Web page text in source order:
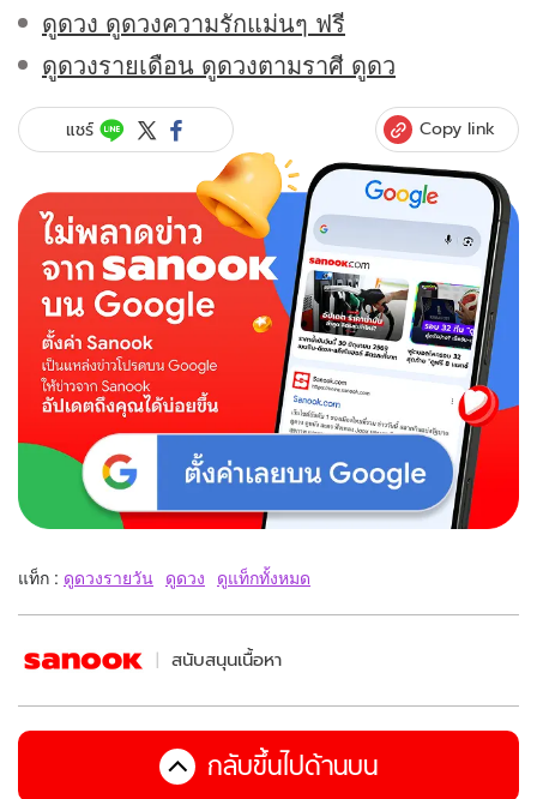
ดูดวง ดูดวงความรักแม่นๆ ฟรี
ดูดวงรายเดือน ดูดวงตามราศี ดูดว
แชร์ Copy link
แท็ก : ดูดวงรายวัน ดูดวง ดูแท็กทั้งหมด
สนับสนุนเนื้อหา
กลับขึ้นไปด้านบน